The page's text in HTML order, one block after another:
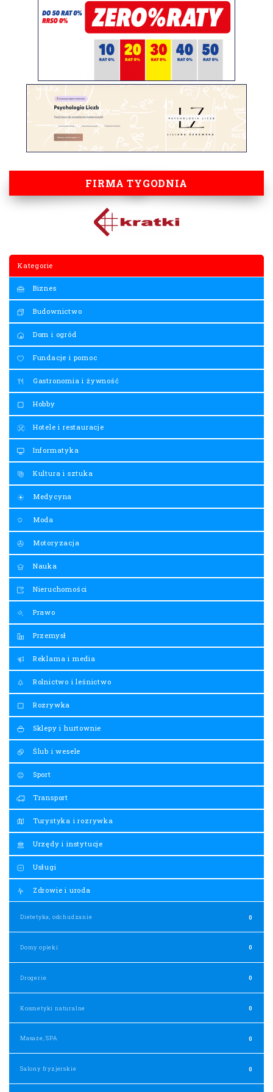
FIRMA TYGODNIA
Kategorie
Biznes
Budownictwo
Dom i ogród
Fundacje i pomoc
Gastronomia i żywność
Hobby
Hotele i restauracje
Informatyka
Kultura i sztuka
Medycyna
Moda
Motoryzacja
Nauka
Nieruchomości
Prawo
Przemysł
Reklama i media
Rolnictwo i leśnictwo
Rozrywka
Sklepy i hurtownie
Ślub i wesele
Sport
Transport
Turystyka i rozrywka
Urzędy i instytucje
Usługi
Zdrowie i uroda
Dietetyka, odchudzanie 0
Domy opieki 0
Drogerie 0
Kosmetyki naturalne 0
Masaże, SPA 0
Salony fryzjerskie 0